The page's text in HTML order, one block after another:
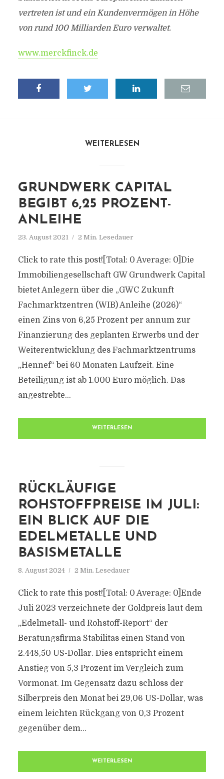
vertreten ist und ein Kundenvermögen in Höhe
von rund 100 Milliarden Euro verwaltet.
www.merckfinck.de
WEITERLESEN
GRUNDWERK CAPITAL
BEGIBT 6,25 PROZENT-
ANLEIHE
23. August 2021 2 Min. Lesedauer
Click to rate this post![Total: 0 Average: 0]Die
Immobiliengesellschaft GW Grundwerk Capital
bietet Anlegern über die „GWC Zukunft
Fachmarktzentren (WIB) Anleihe (2026)“
einen Zins von 6,25 Prozent per annum zur
Finanzierung des geplanten Erwerbs und der
Weiterentwicklung des Fachmarktzentrums
„Hennef“ bei 60 Monaten Laufzeit. Eine
Beteiligung ist ab 1.000 Euro möglich. Das
angestrebte...
WEITERLESEN
RÜCKLÄUFIGE
ROHSTOFFPREISE IM JULI:
EIN BLICK AUF DIE
EDELMETALLE UND
BASISMETALLE
8. August 2024 2 Min. Lesedauer
Click to rate this post![Total: 0 Average: 0]Ende
Juli 2023 verzeichnete der Goldpreis laut dem
„Edelmetall- und Rohstoff-Report“ der
Beratungsfirma Stabilitas einen Stand von
2.448,50 US-Dollar. Dies entspricht einem
Anstieg von 5,3 Prozent im Vergleich zum
Vormonat. Im Gegensatz dazu schloss der
Silberpreis den Monat bei 29,06 US-Dollar, was
einem leichten Rückgang von 0,3 Prozent
gegenüber dem...
WEITERLESEN